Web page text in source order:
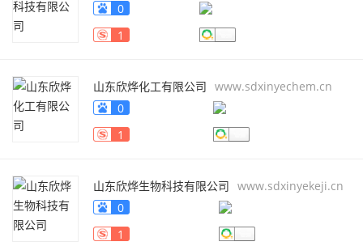
0
1
山东欣烨化工有限公司 www.sdxinyechem.cn
0
1
山东欣烨生物科技有限公司 www.sdxinyekeji.cn
0
1